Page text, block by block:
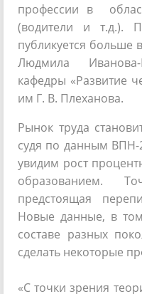
профессии в
(водители и т.д.).
публикуется больше
Людмила
кафедры «Развитие
им Г. В. Плеханова.
Рынок труда
судя по данным
увидим рост
образованием.
предстоящая
Новые данные, в
составе разных
сделать некоторые
«С точки зрения